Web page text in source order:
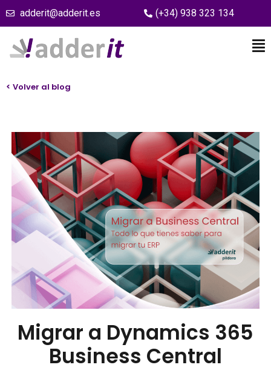
adderit@adderit.es (+34) 938 323 134
< Volver al blog
Migrar a Dynamics 365
Business Central